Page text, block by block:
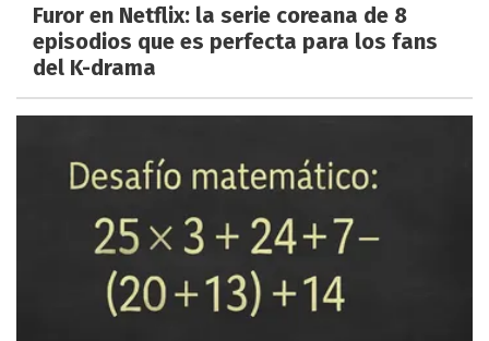
Furor en Netflix: la serie coreana de 8
episodios que es perfecta para los fans
del K-drama